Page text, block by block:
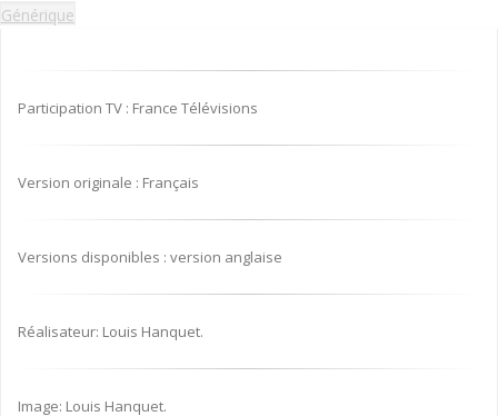
Générique
Participation TV : France Télévisions
Version originale : Français
Versions disponibles : version anglaise
Réalisateur: Louis Hanquet.
Image: Louis Hanquet.